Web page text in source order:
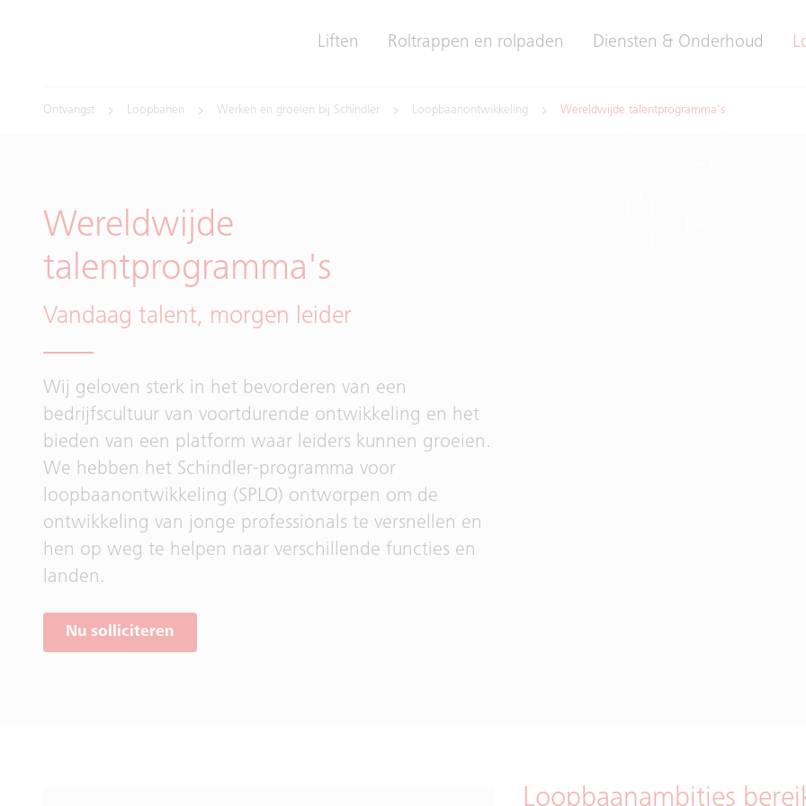
Liften Roltrappen en rolpaden Diensten & Onderhoud
Ontvangst Loopbanen Werken en groeien bij Schindler Loopbaanontwikkeling Wereldwijde talentprogramma's
Wereldwijde
talentprogramma's
Vandaag talent, morgen leider
Wij geloven sterk in het bevorderen van een
bedrijfscultuur van voortdurende ontwikkeling en het
bieden van een platform waar leiders kunnen groeien.
We hebben het Schindler-programma voor
loopbaanontwikkeling (SPLO) ontworpen om de
ontwikkeling van jonge professionals te versnellen en
hen op weg te helpen naar verschillende functies en
landen.
Nu solliciteren
Loopbaanambities